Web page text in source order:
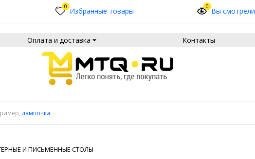
0 Избранные товары 0 Вы смотрели
Оплата и доставка Контакты
лампочка
И ПИСЬМЕННЫЕ СТОЛЫ